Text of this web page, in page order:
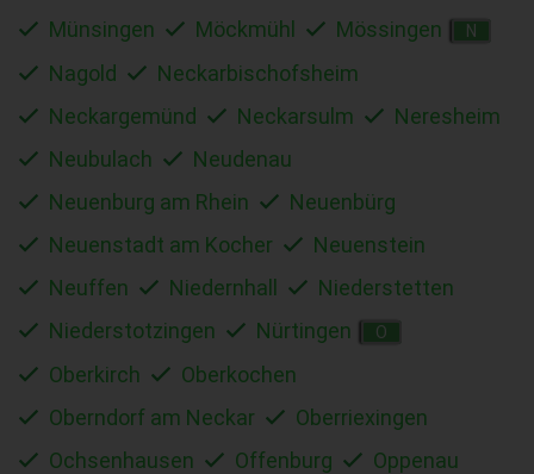
Münsingen
Möckmühl Mössingen N
Nagold
Neckarbischofsheim
Neckargemünd
Neckarsulm
Neresheim
Neubulach
Neudenau
Neuenburg am Rhein
Neuenbürg
Neuenstadt am Kocher
Neuenstein
Neuffen
Niedernhall
Niederstetten
Niederstotzingen
Nürtingen O
Oberkirch
Oberkochen
Oberndorf am Neckar
Oberriexingen
Ochsenhausen
Offenburg
Oppenau